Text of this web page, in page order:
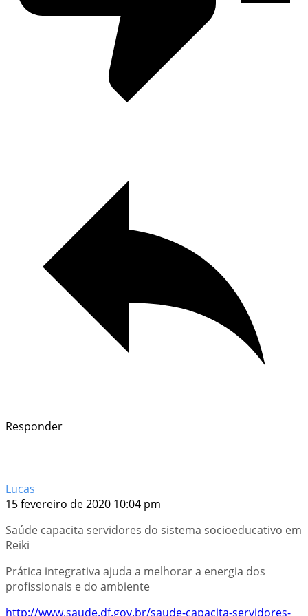
Responder
Lucas
15 fevereiro de 2020 10:04 pm
Saúde capacita servidores do sistema socioeducativo em
Reiki
Prática integrativa ajuda a melhorar a energia dos
profissionais e do ambiente
http://www.saude.df.gov.br/saude-capacita-servidores-